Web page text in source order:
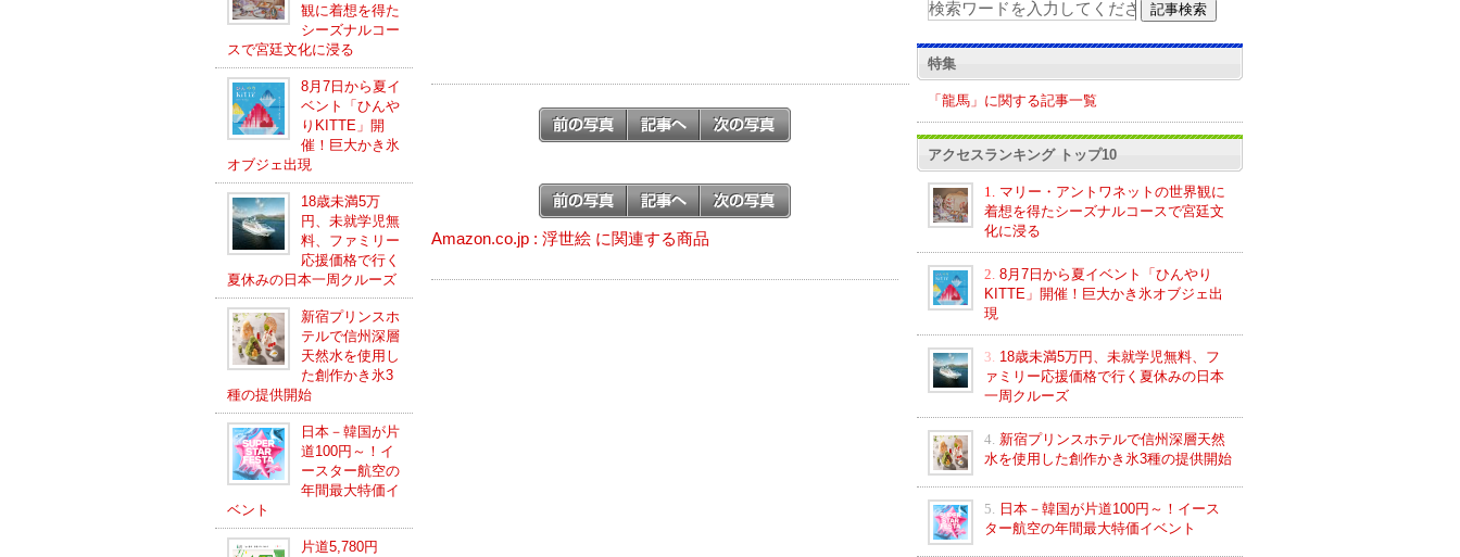
観に着想を得た
シーズナルコー
スで宮廷文化に浸る
8月7日から夏イ
ベント「ひんや
りKITTE」開
催！巨大かき氷
オブジェ出現
18歳未満5万
円、未就学児無
料、ファミリー
応援価格で行く
夏休みの日本一周クルーズ
新宿プリンスホ
テルで信州深層
天然水を使用し
た創作かき氷3
種の提供開始
日本－韓国が片
道100円～！イ
ースター航空の
年間最大特価イ
ベント
片道5,780円
Amazon.co.jp : 浮世絵 に関連する商品
特集
「龍馬」に関する記事一覧
アクセスランキング トップ10
1.
マリー・アントワネットの世界観に
着想を得たシーズナルコースで宮廷文
化に浸る
2. 8月7日から夏イベント「ひんやり
KITTE」開催！巨大かき氷オブジェ出
現
3. 18歳未満5万円、未就学児無料、フ
ァミリー応援価格で行く夏休みの日本
一周クルーズ
4. 新宿プリンスホテルで信州深層天然
水を使用した創作かき氷3種の提供開始
5.
日本－韓国が片道100円～！イース
ター航空の年間最大特価イベント